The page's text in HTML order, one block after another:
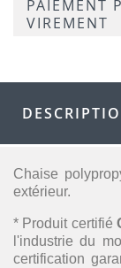
PAIEMENT
VIREMENT
Chaise
extérieur.
* Produit certifié
l'industrie du
certification